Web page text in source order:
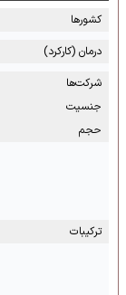
کشور‌ها
درمان (کارکرد)
شرکت‌ها
جنسیت
حجم
ترکیبات